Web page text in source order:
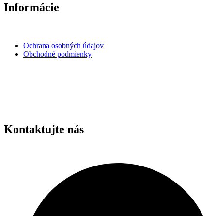
Informácie
Ochrana osobných údajov
Obchodné podmienky
Kontaktujte nás